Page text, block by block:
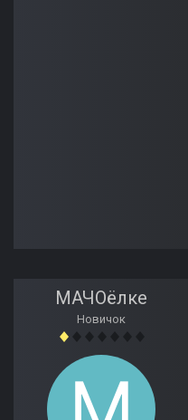
МАЧОёлке
Новичок